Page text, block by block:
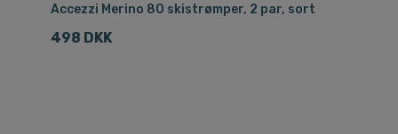
Accezzi Merino 80 skistrømper, 2 par, sort
498 DKK